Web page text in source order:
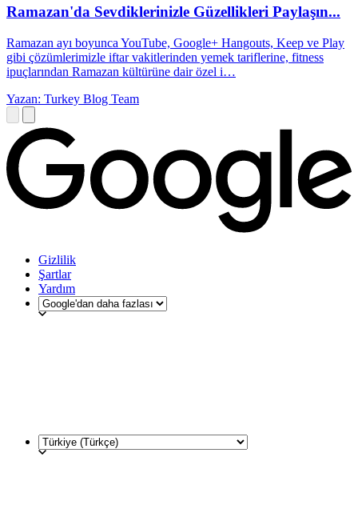
Ramazan'da Sevdiklerinizle Güzellikleri Paylaşın...
Ramazan ayı boyunca YouTube, Google+ Hangouts, Keep ve Play
gibi çözümlerimizle iftar vakitlerinden yemek tariflerine, fitness
ipuçlarından Ramazan kültürüne dair özel i…
Yazan: Turkey Blog Team
Gizlilik
Şartlar
Yardım